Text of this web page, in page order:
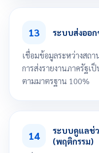
กำหนดสมุดคะแนนเก็บได้ ระดั
บันทึกเวลาเรียนโดยครูปร
ตัดผลการเรียน
ออกรายงานใบรายชื่อนักเรียนตามร
ออกรายงานใบปะหน้าสมุดบันทึก
13 ระบบส่งออ
เชื่อมข้อมูลระหว่างสถ
การส่งรายงานภาครัฐเ
ตามมาตรฐาน 100%
ส่งออกข้อมู
ส่งออกข้อมูลแยกตามประเภทนั
อยู่ นักเรียนที่สำเร็จการ
14
ระบบดูแลช่
(พฤติกรรม)